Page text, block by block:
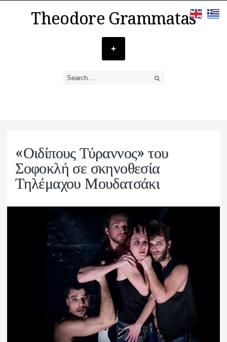
Theodore Grammatas
«Οιδίπους Τύραννος» του
Σοφοκλή σε σκηνοθεσία
Τηλέμαχου Μουδατσάκι